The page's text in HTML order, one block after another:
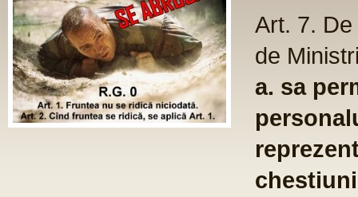
Art. 7.
de
a. sa